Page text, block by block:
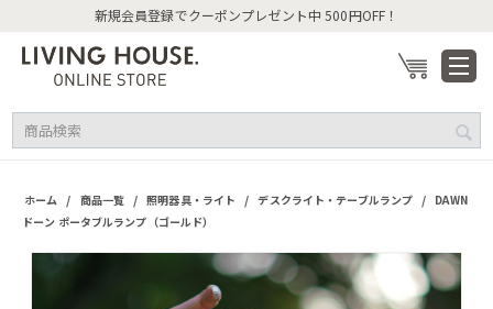
新規会員登録でクーポンプレゼント中 500円OFF！
ホーム / 商品一覧 / 照明器具・ライト / デスクライト・テーブルランプ / DAWN
ドーン ポータブルランプ（ゴールド）